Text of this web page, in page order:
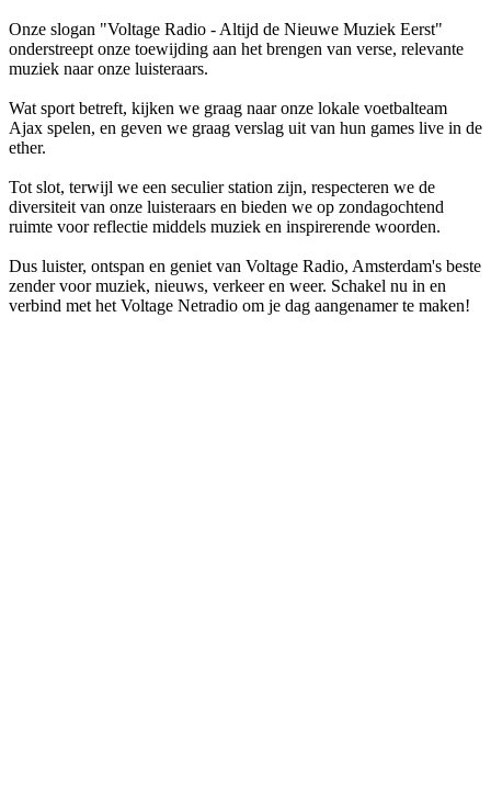
Onze slogan "Voltage Radio - Altijd de Nieuwe Muziek Eerst"
onderstreept onze toewijding aan het brengen van verse, relevante
muziek naar onze luisteraars.
Wat sport betreft, kijken we graag naar onze lokale voetbalteam
Ajax spelen, en geven we graag verslag uit van hun games live in de
ether.
Tot slot, terwijl we een seculier station zijn, respecteren we de
diversiteit van onze luisteraars en bieden we op zondagochtend
ruimte voor reflectie middels muziek en inspirerende woorden.
Dus luister, ontspan en geniet van Voltage Radio, Amsterdam's beste
zender voor muziek, nieuws, verkeer en weer. Schakel nu in en
verbind met het Voltage Netradio om je dag aangenamer te maken!